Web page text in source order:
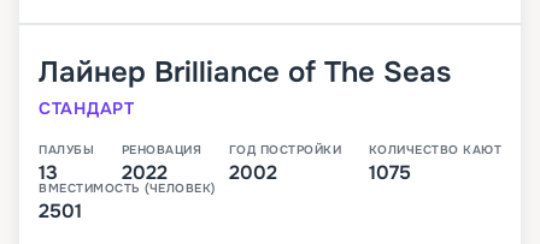
Лайнер Brilliance of The Seas
СТАНДАРТ
ПАЛУБЫ
13
РЕНОВАЦИЯ
2022
ГОД ПОСТРОЙКИ
2002
КОЛИЧЕСТВО КАЮТ
1075
ВМЕСТИМОСТЬ (ЧЕЛОВЕК)
2501